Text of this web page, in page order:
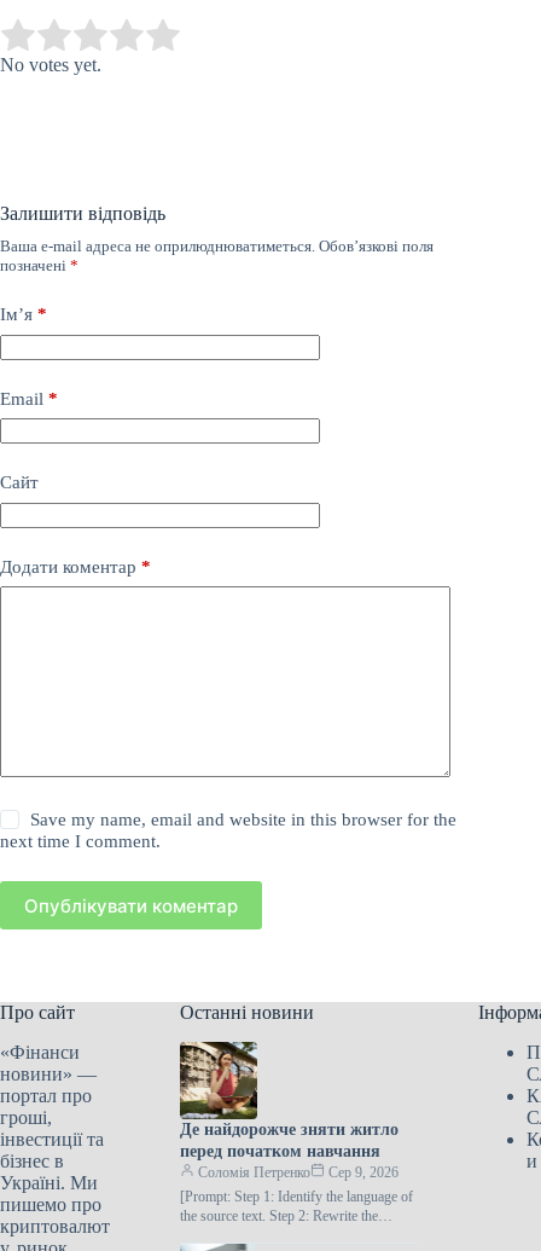
Rate this item:
No votes yet.
Залишити відповідь
Ваша e-mail адреса не оприлюднюватиметься. Обов’язкові поля
позначені *
Ім’я *
Email *
Сайт
Додати коментар *
Save my name, email and website in this browser for the
next time I comment.
Опублікувати коментар
Про сайт
«Фінанси
новини» —
портал про
гроші,
інвестиції та
бізнес в
Україні. Ми
пишемо про
криптовалют
Останні новини
Де найдорожче зняти житло
перед початком навчання
Соломія Петренко
Сер 9, 2026
[Prompt: Step 1: Identify the language of
the source text. Step 2: Rewrite the
и